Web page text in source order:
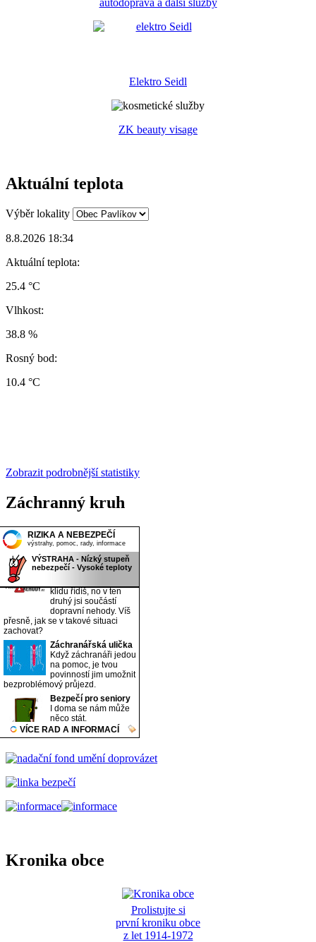
autodoprava a další služby
Elektro Seidl
ZK beauty visage
Aktuální teplota
Výběr lokality
8.8.2026 18:34
Aktuální teplota:
25.4 °C
Vlhkost:
38.8 %
Rosný bod:
10.4 °C
Zobrazit podrobnější statistiky
Záchranný kruh
Kronika obce
Prolistujte si
první kroniku obce
z let 1914-1972